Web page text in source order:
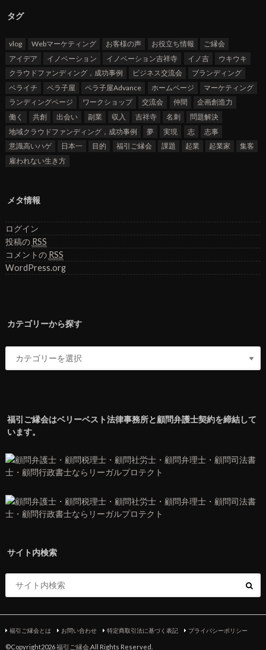
タグ
vlog Webマーケティング お客様の声 お役立ち情報
ご縁会
アイデア
イノベーション イノベーション吉祥寺 イノ吉
ウキウキ
クラウドファンディング，成功事例
ビジネス交流会
ブランディング
ペライチ
ペラ子屋 ペラ子屋Advance ホームページ
マーケティング
ランディングページ
ワークショップ 交流会 仲間
企画創造力
働く
共創 出会い 副業 収入 吉祥寺 名刺
問題解決
地域クラウドファンディング，成功事例
夢 実現 志
志事
意識高いハゲ
日本一 目的 福引ご縁会 課題 起業 起業家
集客
雇われない生き方
メタ情報
ログイン
投稿の RSS
コメントの RSS
WordPress.org
カテゴリーから探す
福引ご縁会はベリーベスト法律事務所と顧問弁護士契約を締結して
います。
サイト内検索
福引ご縁会とは お問い合わせ 特定商取引法に基づく表記 プライバシーポリシー
©Copyright2026福引ご縁会.All Rights Reserved.